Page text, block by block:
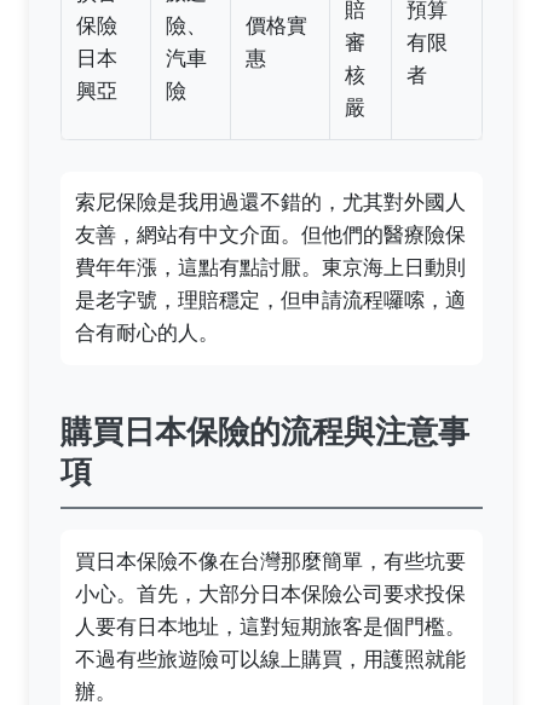
保險
日本
興亞
險、
汽車
險
價格實
惠
賠
審
核
嚴
預算
有限
者
索尼保險是我用過還不錯的，尤其對外國人
友善，網站有中文介面。但他們的醫療險保
費年年漲，這點有點討厭。東京海上日動則
是老字號，理賠穩定，但申請流程囉嗦，適
合有耐心的人。
購買日本保險的流程與注意事
項
買日本保險不像在台灣那麼簡單，有些坑要
小心。首先，大部分日本保險公司要求投保
人要有日本地址，這對短期旅客是個門檻。
不過有些旅遊險可以線上購買，用護照就能
辦。